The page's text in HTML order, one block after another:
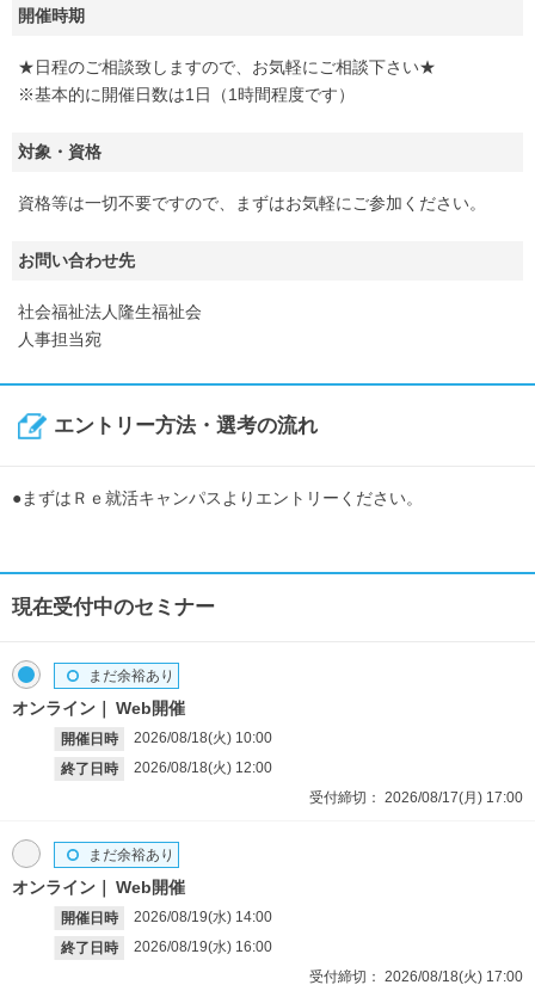
開催時期
★日程のご相談致しますので、お気軽にご相談下さい★
※基本的に開催日数は1日（1時間程度です）
対象・資格
資格等は一切不要ですので、まずはお気軽にご参加ください。
お問い合わせ先
社会福祉法人隆生福祉会
人事担当宛
エントリー方法・選考の流れ
●まずはＲｅ就活キャンパスよりエントリーください。
現在受付中のセミナー
オンライン Web開催
開催日時 2026/08/18(火) 10:00
終了日時
2026/08/18(火) 12:00
まだ余裕あり
受付締切： 2026/08/17(月) 17:00
オンライン Web開催
開催日時 2026/08/19(水) 14:00
終了日時
2026/08/19(水) 16:00
まだ余裕あり
受付締切： 2026/08/18(火) 17:00